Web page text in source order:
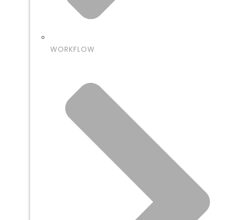
WORKFLOW